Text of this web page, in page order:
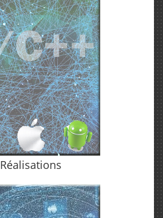
Réalisations